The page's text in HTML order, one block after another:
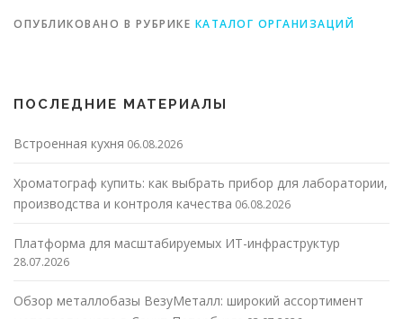
ОПУБЛИКОВАНО В РУБРИКЕ КАТАЛОГ ОРГАНИЗАЦИЙ
ПОСЛЕДНИЕ МАТЕРИАЛЫ
Встроенная кухня 06.08.2026
Хроматограф купить: как выбрать прибор для лаборатории,
производства и контроля качества 06.08.2026
Платформа для масштабируемых ИТ-инфраструктур
28.07.2026
Обзор металлобазы ВезуМеталл: широкий ассортимент